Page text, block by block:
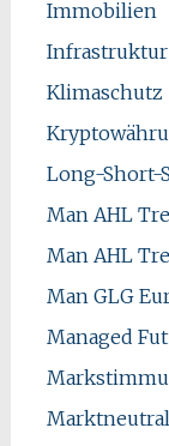
Immobilien
Infrastruktur
Klimaschutz
Long-Short-
Man AHL
Man AHL
Man GLG
Managed
Marktneutral